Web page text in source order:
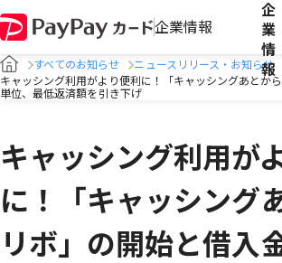
企業情報
企
業
情
報
すべてのお知らせ
ニュースリリース・お知らせ
キャッシング利用がより便利に！「キャッシングあとか
単位、最低返済額を引き下げ
キャッシング利用が
に！「キャッシング
リボ」の開始と借入